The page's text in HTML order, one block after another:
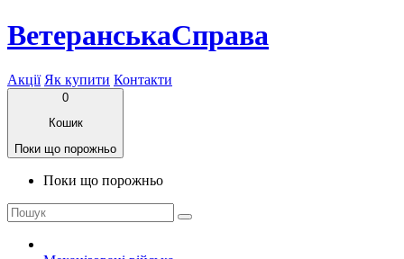
ВетеранськаСправа
Акції Як купити Контакти
0
Кошик
Поки що порожньо
Поки що порожньо